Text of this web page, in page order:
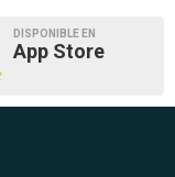
DISPONIBLE EN
App Store